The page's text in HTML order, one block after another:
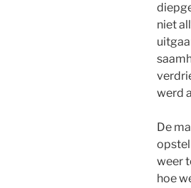
niet
werd
De
weer
hoe